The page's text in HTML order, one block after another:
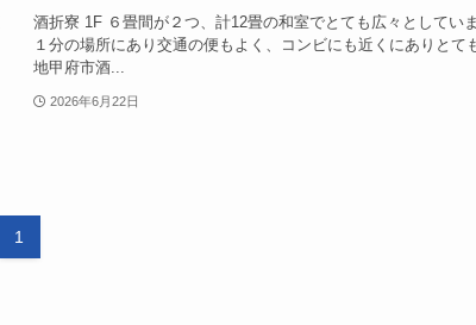
酒折寮 1F ６畳間が２つ、計12畳の和室でとても広々としてい
１分の場所にあり交通の便もよく、コンビにも近くにありとて
地甲府市酒...
2026年6月22日
1